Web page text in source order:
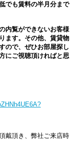
でも賃料の半月分まで
内覧ができないお客様
ます。その他、賃貸物
ので、ぜひお部屋探し
にご視聴頂ければと思
戴頂き、弊社ご来店時